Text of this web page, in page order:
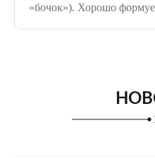
«бочок»). Хорошо